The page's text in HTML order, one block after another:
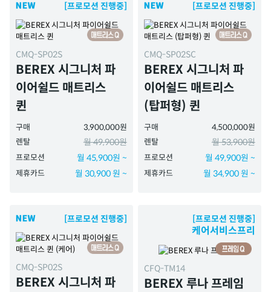
[프로모션 진행중]
CMQ-SP02S
BEREX 시그니처 파
이어쉴드 매트리스
퀸
구매
3,900,000원
렌탈
월 49,900원
프로모션 월 45,900원 ~
제휴카드 월 30,900 원 ~
[프로모션 진행중]
CMQ-SP02SC
BEREX 시그니처 파
이어쉴드 매트리스
(탑퍼형) 퀸
구매
4,500,000원
렌탈
월 53,900원
프로모션 월 49,900원 ~
제휴카드 월 34,900 원 ~
[프로모션 진행중]
CMQ-SP02S
BEREX 시그니처 파
[프로모션 진행중]
케어서비스프리
CFQ-TM14
BEREX 루나 프레임